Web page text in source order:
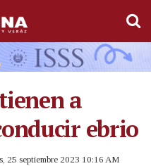
a
ebrio
25 septiembre 2023 10:16 AM